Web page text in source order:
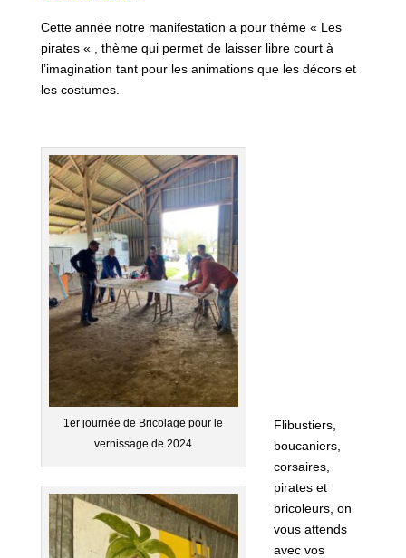
Cette année notre manifestation a pour thème « Les
pirates « , thème qui permet de laisser libre court à
l’imagination tant pour les animations que les décors et
les costumes.
1er journée de Bricolage pour le
vernissage de 2024
Flibustiers,
boucaniers,
corsaires,
pirates et
bricoleurs, on
vous attends
avec vos